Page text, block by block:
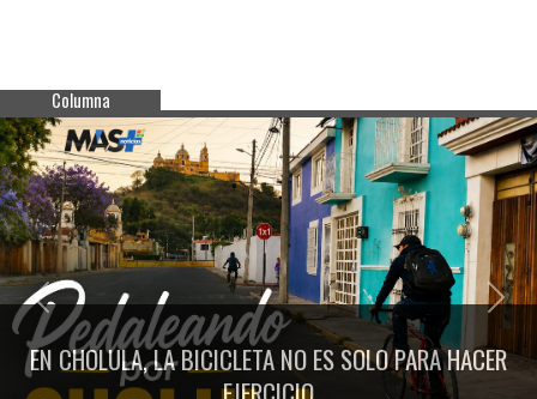
Columna
EN CHOLULA, LA BICICLETA NO ES SOLO PARA HACER
Previous Next